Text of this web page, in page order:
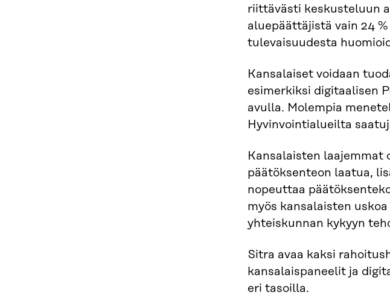
riittävästi keskusteluun
aluepäättäjistä vain 24
tulevaisuudesta
Kansalaiset voidaan
esimerkiksi digitaalisen
avulla. Molempia
Hyvinvointialueilta
Kansalaisten
päätöksenteon laatua,
nopeuttaa
myös kansalaisten
yhteiskunnan kykyyn
Sitra avaa kaksi
kansalaispaneelit ja
eri tasoilla.